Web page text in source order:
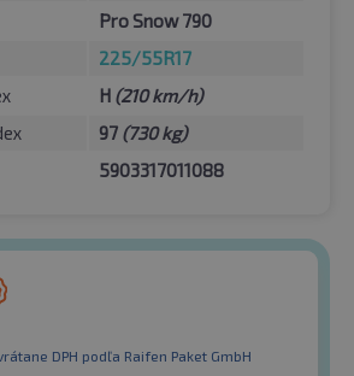
Pro Snow 790
225/55R17
H (210 km/h)
97 (730 kg)
5903317011088
DPH podľa Raifen Paket GmbH